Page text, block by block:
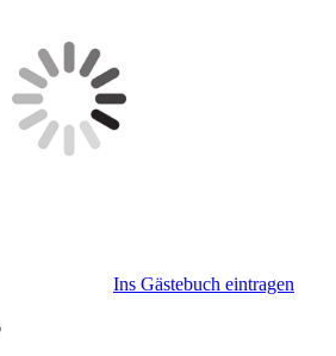
Ins Gästebuch eintragen